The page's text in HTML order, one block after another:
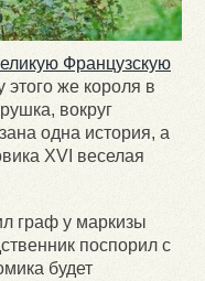
Французскую
этого же короля в
вокруг
одна история, а
XVI веселая
граф у маркизы
поспорил с
будет